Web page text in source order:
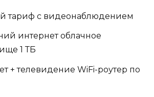
тариф с видеонаблюдением
интернет облачное
1 ТБ
+ телевидение WiFi-роутер по